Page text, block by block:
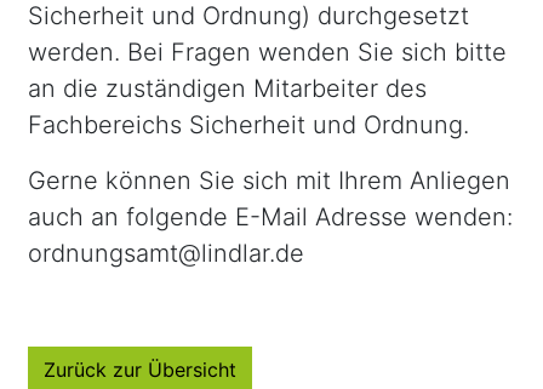
Sicherheit und Ordnung) durchgesetzt
werden. Bei Fragen wenden Sie sich bitte
an die zuständigen Mitarbeiter des
Fachbereichs Sicherheit und Ordnung.
Gerne können Sie sich mit Ihrem Anliegen
auch an folgende E-Mail Adresse wenden:
ordnungsamt@lindlar.de
Zurück zur Übersicht